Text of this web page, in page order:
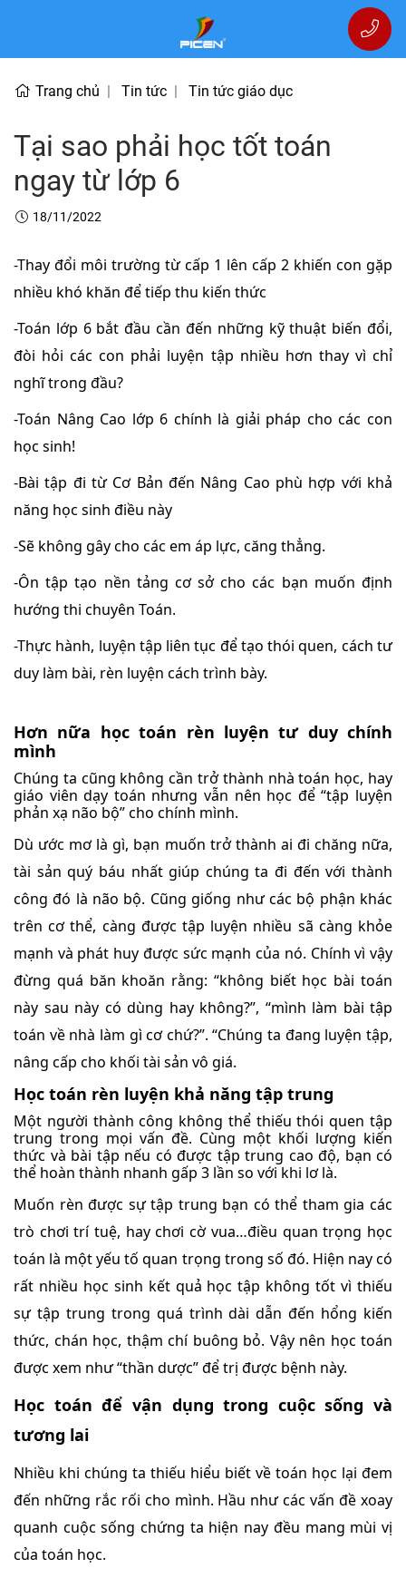
Trang chủ Tin tức Tin tức giáo dục
Tại sao phải học tốt toán
ngay từ lớp 6
18/11/2022
-Thay đổi môi trường từ cấp 1 lên cấp 2 khiến con gặp
nhiều khó khăn để tiếp thu kiến thức
-Toán lớp 6 bắt đầu cần đến những kỹ thuật biến đổi,
đòi hỏi các con phải luyện tập nhiều hơn thay vì chỉ
nghĩ trong đầu?
-Toán Nâng Cao lớp 6 chính là giải pháp cho các con
học sinh!
-Bài tập đi từ Cơ Bản đến Nâng Cao phù hợp với khả
năng học sinh điều này
-Sẽ không gây cho các em áp lực, căng thẳng.
-Ôn tập tạo nền tảng cơ sở cho các bạn muốn định
hướng thi chuyên Toán.
-Thực hành, luyện tập liên tục để tạo thói quen, cách tư
duy làm bài, rèn luyện cách trình bày.
Hơn nữa học toán rèn luyện tư duy chính
mình
Chúng ta cũng không cần trở thành nhà toán học, hay
giáo viên dạy toán nhưng vẫn nên học để “tập luyện
phản xạ não bộ” cho chính mình.
Dù ước mơ là gì, bạn muốn trở thành ai đi chăng nữa,
tài sản quý báu nhất giúp chúng ta đi đến với thành
công đó là não bộ. Cũng giống như các bộ phận khác
trên cơ thể, càng được tập luyện nhiều sã càng khỏe
mạnh và phát huy được sức mạnh của nó. Chính vì vậy
đừng quá băn khoăn rằng: “không biết học bài toán
này sau này có dùng hay không?”, “mình làm bài tập
toán về nhà làm gì cơ chứ?”. “Chúng ta đang luyện tập,
nâng cấp cho khối tài sản vô giá.
Học toán rèn luyện khả năng tập trung
Một người thành công không thể thiếu thói quen tập
trung trong mọi vấn đề. Cùng một khối lượng kiến
thức và bài tập nếu có được tập trung cao độ, bạn có
thể hoàn thành nhanh gấp 3 lần so với khi lơ là.
Muốn rèn được sự tập trung bạn có thể tham gia các
trò chơi trí tuệ, hay chơi cờ vua…điều quan trọng học
toán là một yếu tố quan trọng trong số đó. Hiện nay có
rất nhiều học sinh kết quả học tập không tốt vì thiếu
sự tập trung trong quá trình dài dẫn đến hổng kiến
thức, chán học, thậm chí buông bỏ. Vậy nên học toán
được xem như “thần dược” để trị được bệnh này.
Học toán để vận dụng trong cuộc sống và
tương lai
Nhiều khi chúng ta thiếu hiểu biết về toán học lại đem
đến những rắc rối cho mình. Hầu như các vấn đề xoay
quanh cuộc sống chứng ta hiện nay đều mang mùi vị
của toán học.